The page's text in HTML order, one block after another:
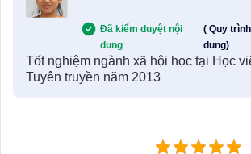
Đã kiểm duyệt nội
dung
( Quy
dung)
Tốt nghiệm ngành xã hội học tại Học
Tuyên truyền năm 2013